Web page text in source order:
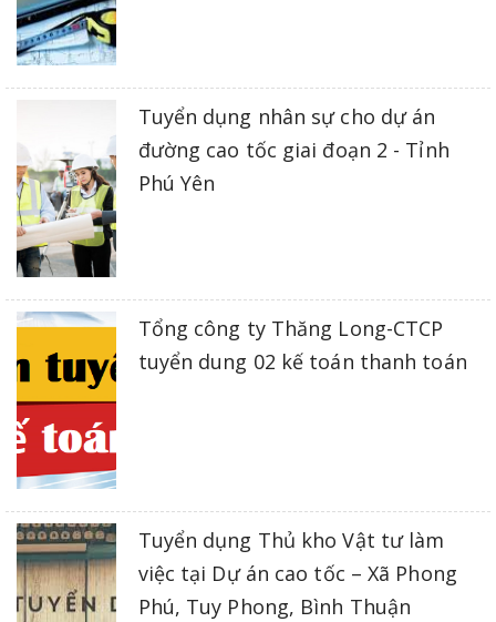
Tuyển dụng nhân sự cho dự án
đường cao tốc giai đoạn 2 - Tỉnh
Phú Yên
Tổng công ty Thăng Long-CTCP
tuyển dung 02 kế toán thanh toán
Tuyển dụng Thủ kho Vật tư làm
việc tại Dự án cao tốc – Xã Phong
Phú, Tuy Phong, Bình Thuận